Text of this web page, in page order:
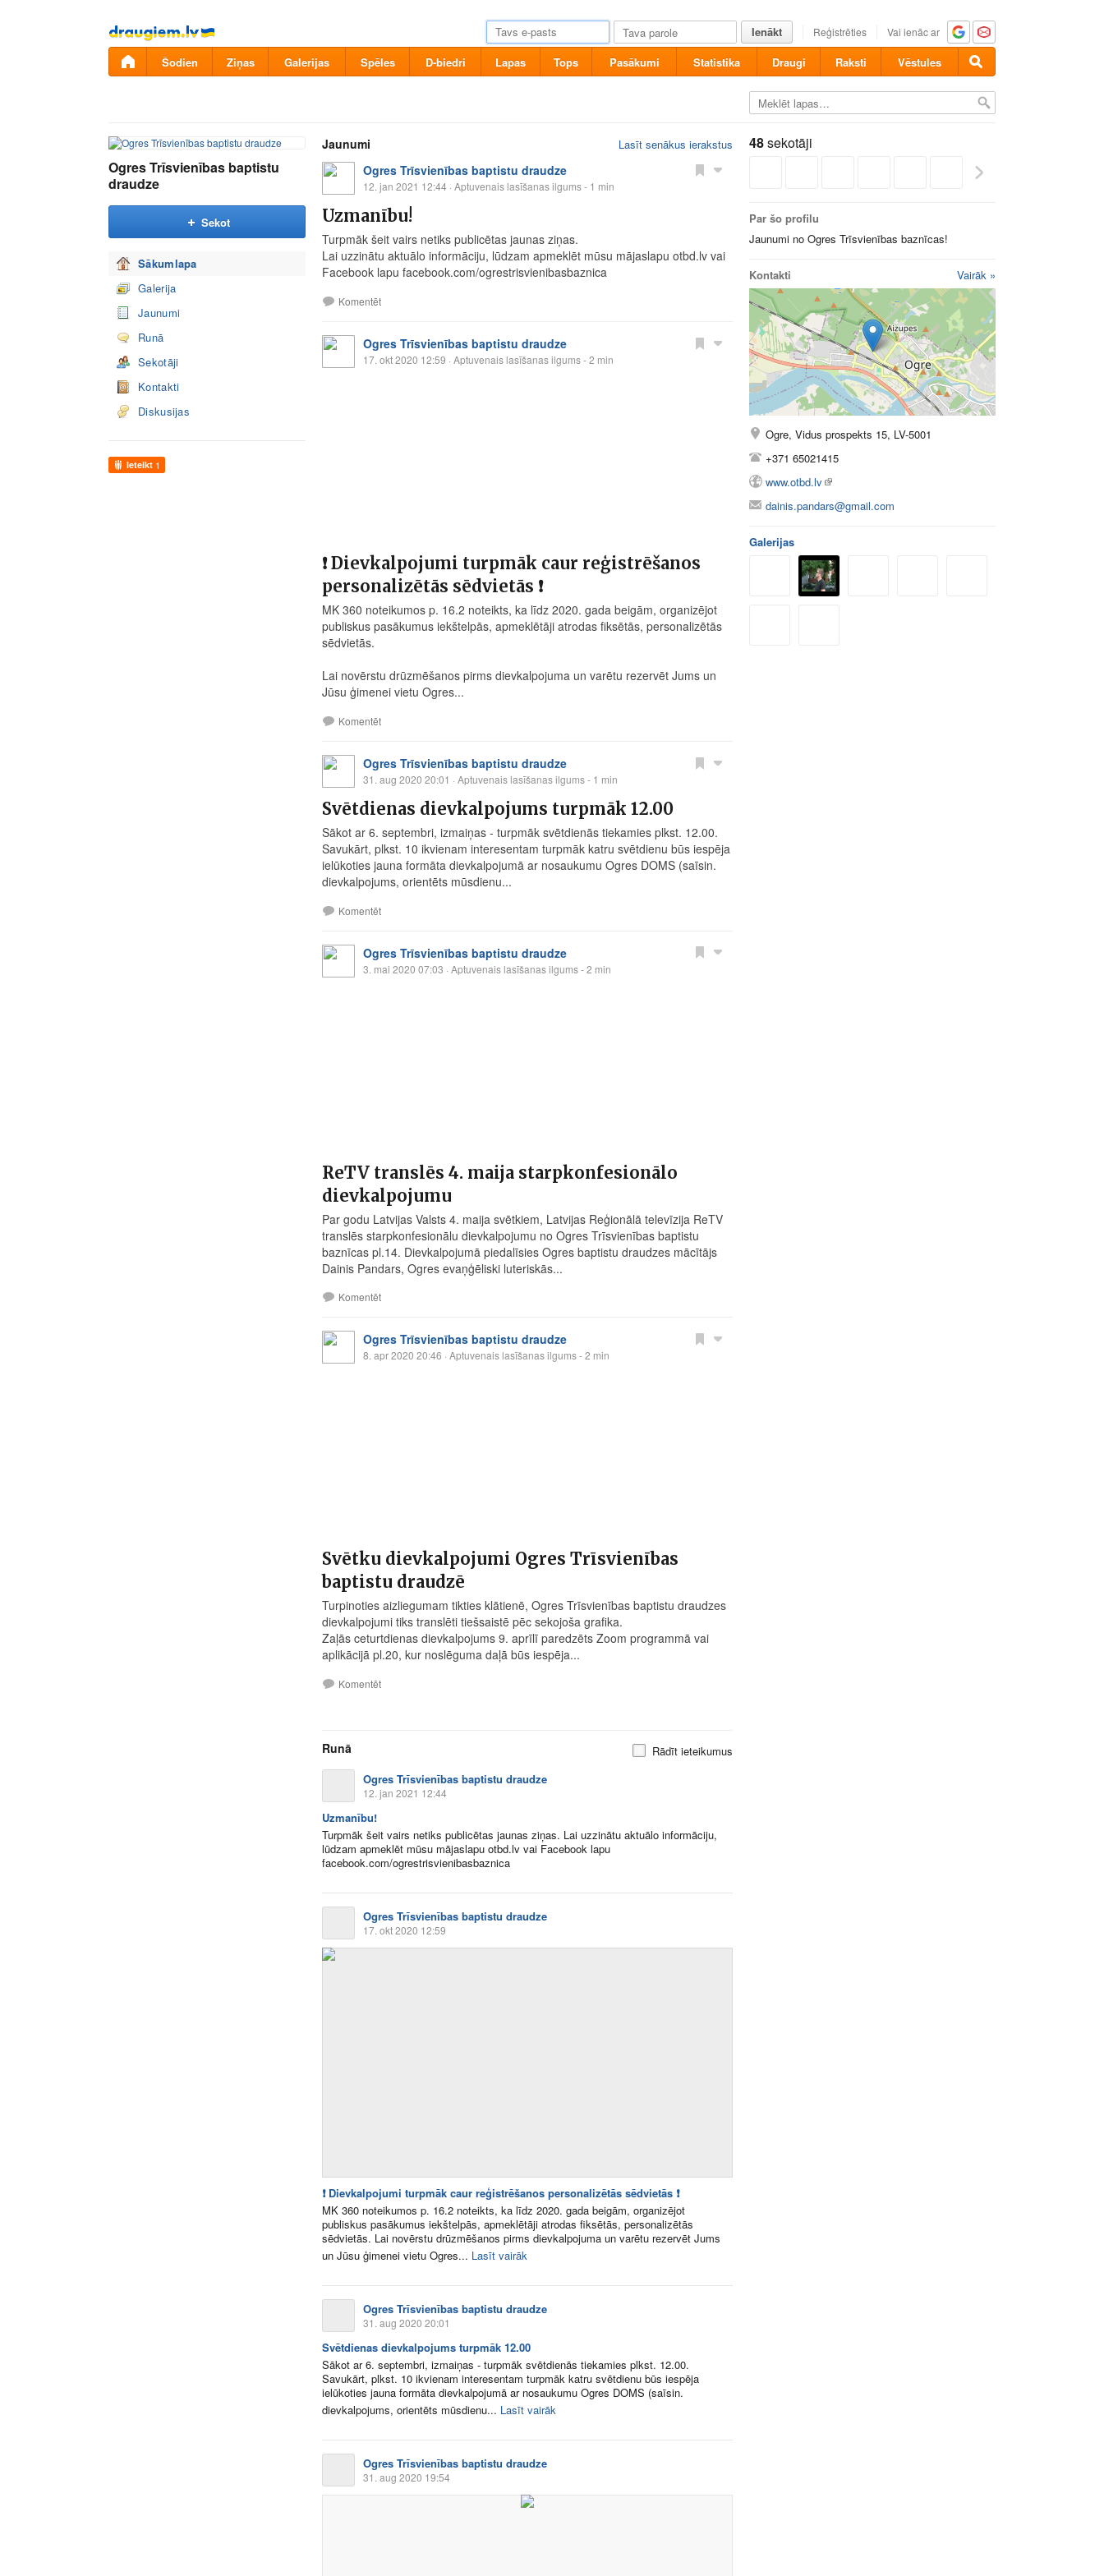
Pāriet
uz
saturu
Ienākt Reģistrēties Vai ienāc ar
Šodien Ziņas Galerijas Spēles D-biedri Lapas Tops Pasākumi Statistika Draugi Raksti Vēstules
Ogres Trīsvienības baptistu
draudze
Sekot
Sākumlapa
Galerija
Jaunumi
Runā
Sekotāji
Kontakti
Diskusijas
Ieteikt 1
Jaunumi Lasīt senākus ierakstus
Ogres Trīsvienības baptistu draudze
12. jan 2021 12:44 · Aptuvenais lasīšanas ilgums - 1 min
Uzmanību!
Turpmāk šeit vairs netiks publicētas jaunas ziņas.
Lai uzzinātu aktuālo informāciju, lūdzam apmeklēt mūsu mājaslapu otbd.lv vai
Facebook lapu facebook.com/ogrestrisvienibasbaznica
Komentēt
Ogres Trīsvienības baptistu draudze
17. okt 2020 12:59 · Aptuvenais lasīšanas ilgums - 2 min
❗ Dievkalpojumi turpmāk caur reģistrēšanos
personalizētās sēdvietās ❗
MK 360 noteikumos p. 16.2 noteikts, ka līdz 2020. gada beigām, organizējot
publiskus pasākumus iekštelpās, apmeklētāji atrodas fiksētās, personalizētās
sēdvietās.
Lai novērstu drūzmēšanos pirms dievkalpojuma un varētu rezervēt Jums un
Jūsu ģimenei vietu Ogres...
Komentēt
Ogres Trīsvienības baptistu draudze
31. aug 2020 20:01 · Aptuvenais lasīšanas ilgums - 1 min
Svētdienas dievkalpojums turpmāk 12.00
Sākot ar 6. septembri, izmaiņas - turpmāk svētdienās tiekamies plkst. 12.00.
Savukārt, plkst. 10 ikvienam interesentam turpmāk katru svētdienu būs iespēja
ielūkoties jauna formāta dievkalpojumā ar nosaukumu Ogres DOMS (saīsin.
dievkalpojums, orientēts mūsdienu...
Komentēt
Ogres Trīsvienības baptistu draudze
3. mai 2020 07:03 · Aptuvenais lasīšanas ilgums - 2 min
ReTV translēs 4. maija starpkonfesionālo
dievkalpojumu
Par godu Latvijas Valsts 4. maija svētkiem, Latvijas Reģionālā televīzija ReTV
translēs starpkonfesionālu dievkalpojumu no Ogres Trīsvienības baptistu
baznīcas pl.14. Dievkalpojumā piedalīsies Ogres baptistu draudzes mācītājs
Dainis Pandars, Ogres evaņģēliski luteriskās...
Komentēt
Ogres Trīsvienības baptistu draudze
8. apr 2020 20:46 · Aptuvenais lasīšanas ilgums - 2 min
Svētku dievkalpojumi Ogres Trīsvienības
baptistu draudzē
Turpinoties aizliegumam tikties klātienē, Ogres Trīsvienības baptistu draudzes
dievkalpojumi tiks translēti tiešsaistē pēc sekojoša grafika.
Zaļās ceturtdienas dievkalpojums 9. aprīlī paredzēts Zoom programmā vai
aplikācijā pl.20, kur noslēguma daļā būs iespēja...
Komentēt
Runā
Rādīt ieteikumus
Ogres Trīsvienības baptistu draudze
12. jan 2021 12:44
Uzmanību!
Turpmāk šeit vairs netiks publicētas jaunas ziņas. Lai uzzinātu aktuālo informāciju,
lūdzam apmeklēt mūsu mājaslapu otbd.lv vai Facebook lapu
facebook.com/ogrestrisvienibasbaznica
Ogres Trīsvienības baptistu draudze
17. okt 2020 12:59
❗ Dievkalpojumi turpmāk caur reģistrēšanos personalizētās sēdvietās ❗
MK 360 noteikumos p. 16.2 noteikts, ka līdz 2020. gada beigām, organizējot
publiskus pasākumus iekštelpās, apmeklētāji atrodas fiksētās, personalizētās
sēdvietās. Lai novērstu drūzmēšanos pirms dievkalpojuma un varētu rezervēt Jums
un Jūsu ģimenei vietu Ogres... Lasīt vairāk
Ogres Trīsvienības baptistu draudze
31. aug 2020 20:01
Svētdienas dievkalpojums turpmāk 12.00
Sākot ar 6. septembri, izmaiņas - turpmāk svētdienās tiekamies plkst. 12.00.
Savukārt, plkst. 10 ikvienam interesentam turpmāk katru svētdienu būs iespēja
ielūkoties jauna formāta dievkalpojumā ar nosaukumu Ogres DOMS (saīsin.
dievkalpojums, orientēts mūsdienu... Lasīt vairāk
Ogres Trīsvienības baptistu draudze
31. aug 2020 19:54
48sekotāji
Par šo profilu
Jaunumi no Ogres Trīsvienības baznīcas!
Kontakti Vairāk »
Ogre, Vidus prospekts 15, LV-5001
+371 65021415
www.otbd.lv
dainis.pandars@gmail.com
Galerijas